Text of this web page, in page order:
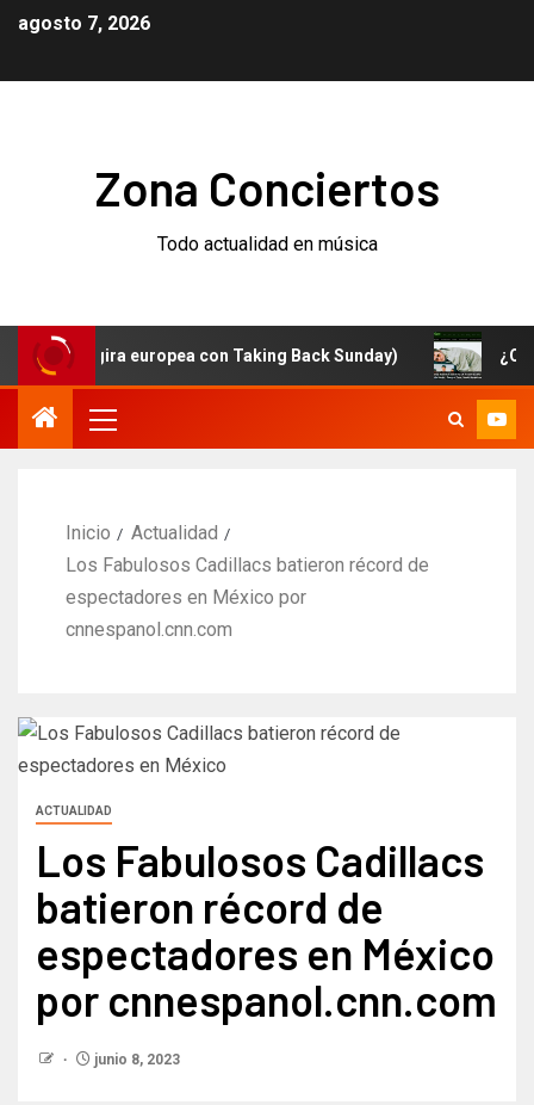
agosto 7, 2026
Zona Conciertos
Todo actualidad en música
(y gira europea con Taking Back Sunday) ¿Qué está
Inicio
Actualidad
Los Fabulosos Cadillacs batieron récord de
espectadores en México por
cnnespanol.cnn.com
ACTUALIDAD
Los Fabulosos Cadillacs
batieron récord de
espectadores en México
por cnnespanol.cnn.com
junio 8, 2023